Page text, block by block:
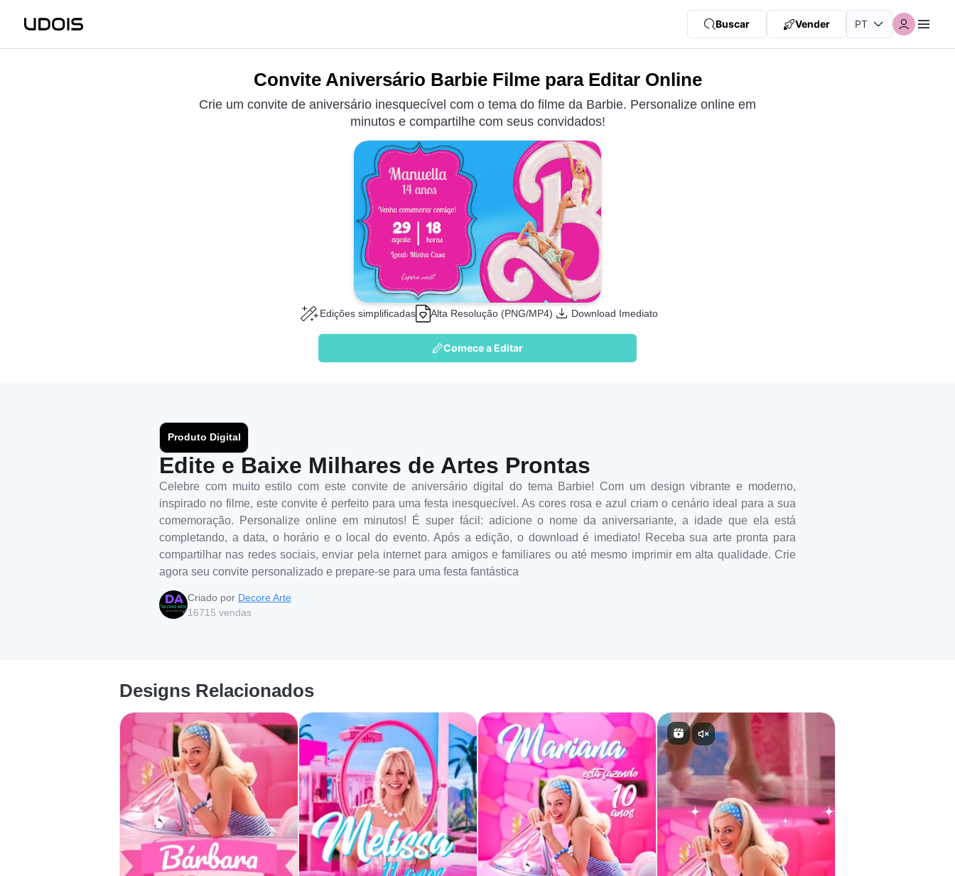
Buscar Vender
Convite Aniversário Barbie Filme para Editar Online
Crie um convite de aniversário inesquecível com o tema do filme da Barbie. Personalize online em
minutos e compartilhe com seus convidados!
Edições simplificadas Alta Resolução (PNG/MP4) Download Imediato
Comece a Editar
Produto Digital
Edite e Baixe Milhares de Artes Prontas
Celebre com muito estilo com este convite de aniversário digital do tema Barbie! Com um design vibrante e moderno,
inspirado no filme, este convite é perfeito para uma festa inesquecível. As cores rosa e azul criam o cenário ideal para a sua
comemoração. Personalize online em minutos! É super fácil: adicione o nome da aniversariante, a idade que ela está
completando, a data, o horário e o local do evento. Após a edição, o download é imediato! Receba sua arte pronta para
compartilhar nas redes sociais, enviar pela internet para amigos e familiares ou até mesmo imprimir em alta qualidade. Crie
agora seu convite personalizado e prepare-se para uma festa fantástica
Criado por Decore Arte
16715 vendas
Designs Relacionados